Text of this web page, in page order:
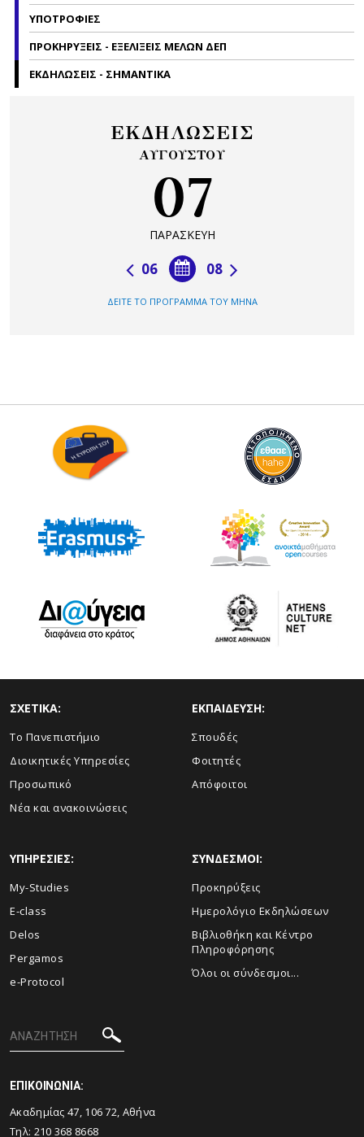
ΥΠΟΤΡΟΦΙΕΣ
ΠΡΟΚΗΡΥΞΕΙΣ - ΕΞΕΛΙΞΕΙΣ ΜΕΛΩΝ ΔΕΠ
ΕΚΔΗΛΩΣΕΙΣ - ΣΗΜΑΝΤΙΚΑ
ΕΚΔΗΛΩΣΕΙΣ
ΑΥΓΟΥΣΤΟΥ
07
ΠΑΡΑΣΚΕΥΗ
08
06
ΔΕΙΤΕ ΤΟ ΠΡΟΓΡΑΜΜΑ ΤΟΥ ΜΗΝΑ
ΣΧΕΤΙΚΑ:
Το Πανεπιστήμιο
Διοικητικές Υπηρεσίες
Προσωπικό
Νέα και ανακοινώσεις
ΕΚΠΑΙΔΕΥΣΗ:
Σπουδές
Φοιτητές
Απόφοιτοι
ΥΠΗΡΕΣΙΕΣ:
My-Studies
E-class
Delos
Pergamos
e-Protocol
ΣΥΝΔΕΣΜΟΙ:
Προκηρύξεις
Ημερολόγιο Εκδηλώσεων
Βιβλιοθήκη και Κέντρο
Πληροφόρησης
Όλοι οι σύνδεσμοι...
ΕΠΙΚΟΙΝΩΝΙΑ:
Ακαδημίας 47, 106 72, Αθήνα
Τηλ: 210 368 8668